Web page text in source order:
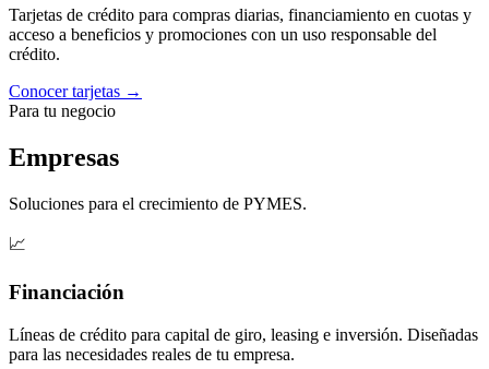
Tarjetas de crédito para compras diarias, financiamiento en cuotas y
acceso a beneficios y promociones con un uso responsable del
crédito.
Conocer tarjetas →
Para tu negocio
Empresas
Soluciones para el crecimiento de PYMES.
📈
Financiación
Líneas de crédito para capital de giro, leasing e inversión. Diseñadas
para las necesidades reales de tu empresa.